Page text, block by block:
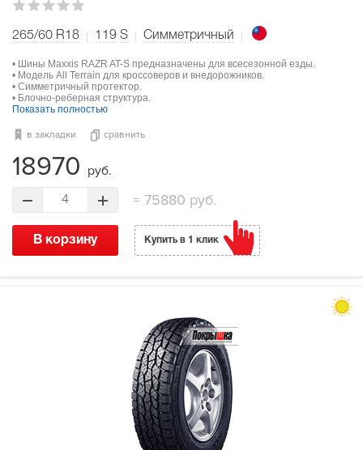
265/60 R18 119 S Симметричный
• Шины Maxxis RAZR AT-S предназначены для всесезонной езды.
• Модель All Terrain для кроссоверов и внедорожников.
• Симметричный протектор.
• Блочно-реберная структура.
Показать полностью
в закладки сравнить
18970 руб.
4 = 75880 руб.
В корзину Купить в 1 клик